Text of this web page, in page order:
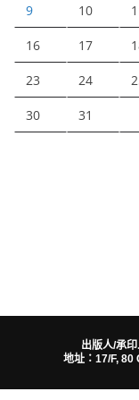
9 10
16 17
23 24
30 31
出版人/承
地址：17/F,